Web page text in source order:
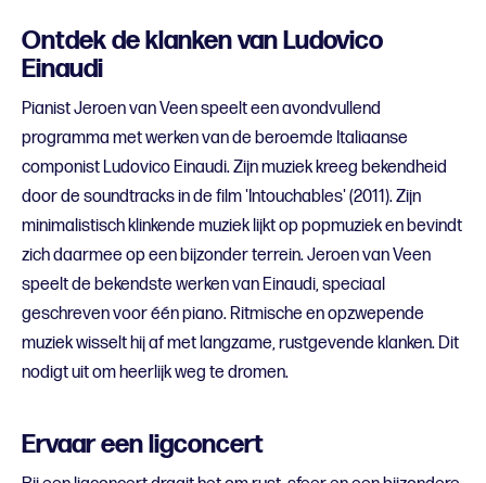
Ontdek de klanken van Ludovico
Einaudi
Pianist Jeroen van Veen speelt een avondvullend
programma met werken van de beroemde Italiaanse
componist Ludovico Einaudi. Zijn muziek kreeg bekendheid
door de soundtracks in de film 'Intouchables' (2011). Zijn
minimalistisch klinkende muziek lijkt op popmuziek en bevindt
zich daarmee op een bijzonder terrein. Jeroen van Veen
speelt de bekendste werken van Einaudi, speciaal
geschreven voor één piano. Ritmische en opzwepende
muziek wisselt hij af met langzame, rustgevende klanken. Dit
nodigt uit om heerlijk weg te dromen.
Ervaar een ligconcert